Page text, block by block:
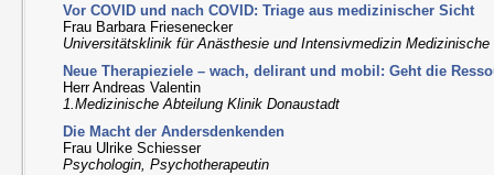
Vor COVID und nach COVID: Triage aus medizinischer Sicht
Frau Barbara Friesenecker
Universitätsklinik für Anästhesie und Intensivmedizin
Neue Therapieziele – wach, delirant und mobil: Geht die
Herr Andreas Valentin
1.Medizinische Abteilung Klinik Donaustadt
Die Macht der Andersdenkenden
Frau Ulrike Schiesser
Psychologin, Psychotherapeutin